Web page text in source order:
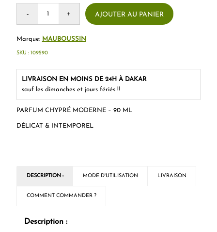
PARFUM CHYPRÉ MODERNE – 90 ML
DÉLICAT & INTEMPOREL
AJOUTER AU PANIER
Marque: MAUBOUSSIN
LIVRAISON EN MOINS DE 24H À DAKAR
sauf les dimanches et jours fériés !!
SKU : 109590
DESCRIPTION : MODE D'UTILISATION LIVRAISON
COMMENT COMMANDER ?
Description :